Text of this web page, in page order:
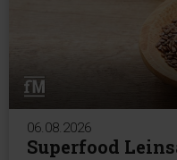
06.08.2026
Superfood